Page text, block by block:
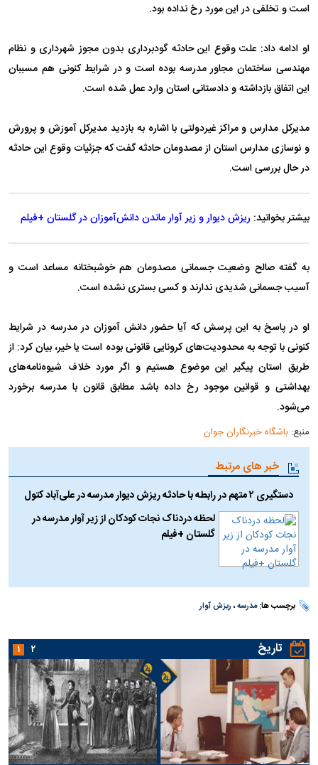
است و تخلفی در این مورد رخ نداده بود.
او ادامه داد: علت وقوع این حادثه گودبرداری بدون مجوز شهرداری و نظام
مهندسی ساختمان مجاور مدرسه بوده است و در شرایط کنونی هم مسببان
این اتفاق بازداشته و دادستانی استان وارد عمل شده است.
مدیرکل مدارس و مراکز غیردولتی با اشاره به بازدید مدیرکل آموزش و پرورش
و نوسازی مدارس استان از مصدومان حادثه گفت که جزئیات وقوع این حادثه
در حال بررسی است.
بیشتر بخوانید:ریزش دیوار و زیر آوار ماندن دانش‌آموزان در گلستان +فیلم
به گفته صالح وضعیت جسمانی مصدومان هم خوشبختانه مساعد است و
آسیب جسمانی شدیدی ندارند و کسی بستری نشده است.
او در پاسخ به این پرسش که آیا حضور دانش آموزان در مدرسه در شرایط
کنونی با توجه به محدودیت‌های کرونایی قانونی بوده است یا خیر، بیان کرد: از
طریق استان پیگیر این موضوع هستیم و اگر مورد خلاف شیوه‌نامه‌های
بهداشتی و قوانین موجود رخ داده باشد مطابق قانون با مدرسه برخورد
می‌شود.
منبع:باشگاه خبرنگاران جوان
خبر های مرتبط
دستگیری ۲ متهم در رابطه با حادثه ریزش دیوار مدرسه در علی‌آباد کتول
لحظه دردناک نجات کودکان از زیر آوار مدرسه در
گلستان +فیلم
برچسب ها:مدرسه، ریزش آوار
تاریخ ۱ ۲